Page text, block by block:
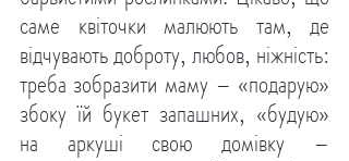
саме квіточки малюють там, де
відчувають доброту, любов, ніжність:
треба зобразити маму – «подарую»
збоку їй букет запашних, «будую»
на аркуші свою домівку –